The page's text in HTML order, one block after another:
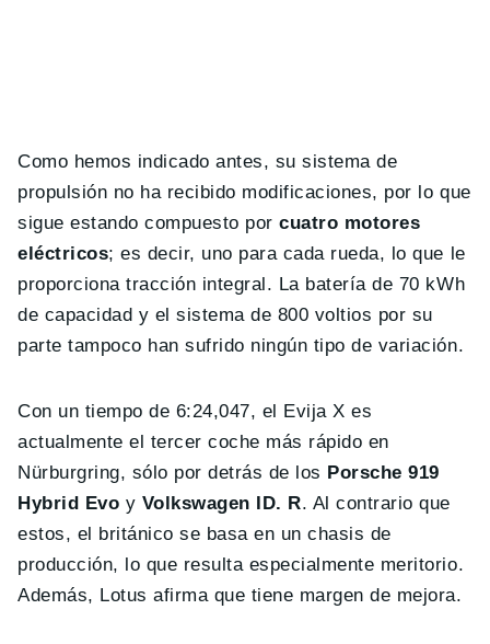
Como hemos indicado antes, su sistema de
propulsión no ha recibido modificaciones, por lo que
sigue estando compuesto porcuatro motores
eléctricos; es decir, uno para cada rueda, lo que le
proporciona tracción integral. La batería de 70 kWh
de capacidad y el sistema de 800 voltios por su
parte tampoco han sufrido ningún tipo de variación.
Con un tiempo de 6:24,047, el Evija X es
actualmente el tercer coche más rápido en
Nürburgring, sólo por detrás de los Porsche 919
Hybrid Evo y Volkswagen ID. R. Al contrario que
estos, el británico se basa en un chasis de
producción, lo que resulta especialmente meritorio.
Además, Lotus afirma que tiene margen de mejora.